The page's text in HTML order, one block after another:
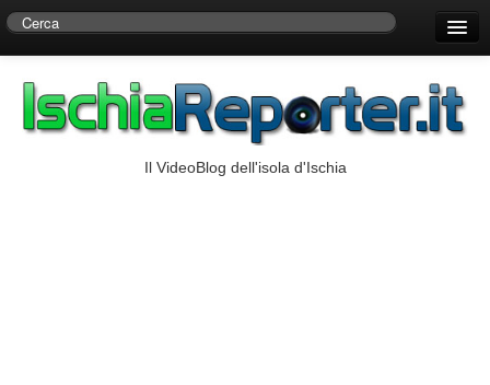
Centro di Ricerche Storiche D’Ambra
Il VideoBlog dell'isola d'Ischia